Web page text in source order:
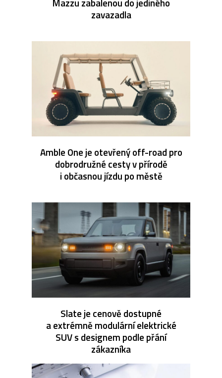
zavazadla
Amble One je otevřený off-road pro
dobrodružné cesty v přírodě
i občasnou jízdu po městě
Slate je cenově dostupné
a extrémně modulární elektrické
SUV s designem podle přání
zákazníka